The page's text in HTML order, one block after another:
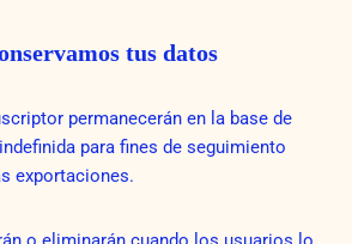
tus datos
permanecerán en la base de
para fines de seguimiento
exportaciones.